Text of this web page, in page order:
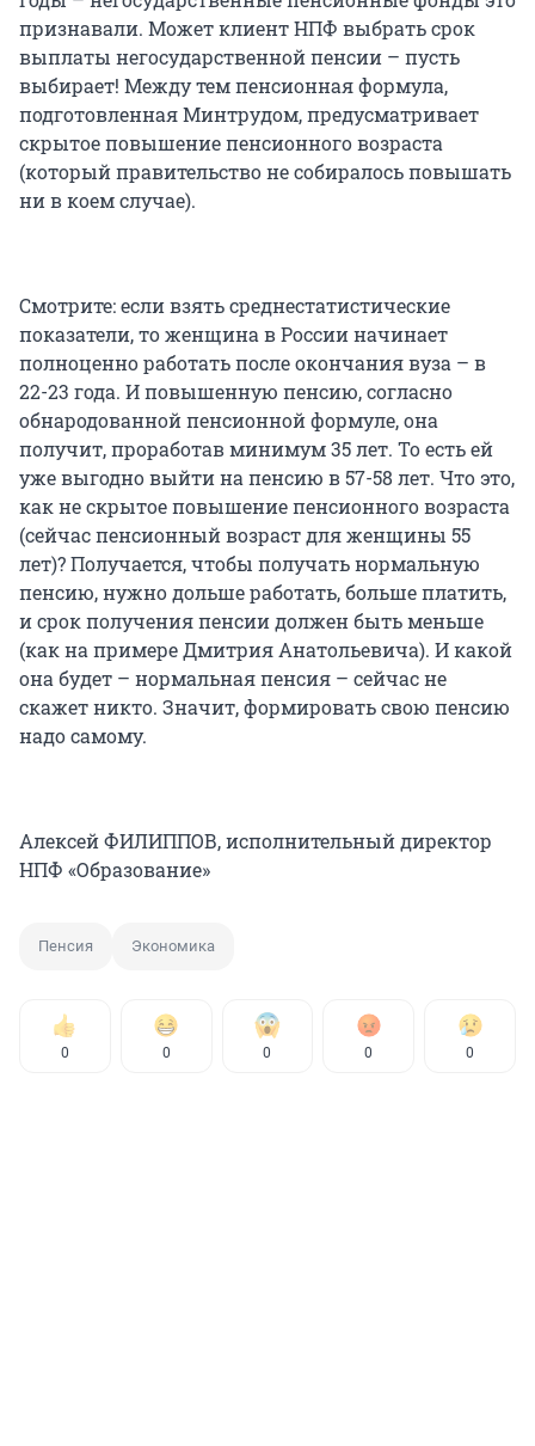
признавали. Может клиент НПФ выбрать срок
выплаты негосударственной пенсии – пусть
выбирает! Между тем пенсионная формула,
подготовленная Минтрудом, предусматривает
скрытое повышение пенсионного возраста
(который правительство не собиралось повышать
ни в коем случае).
Смотрите: если взять среднестатистические
показатели, то женщина в России начинает
полноценно работать после окончания вуза – в
22-23 года. И повышенную пенсию, согласно
обнародованной пенсионной формуле, она
получит, проработав минимум 35 лет. То есть ей
уже выгодно выйти на пенсию в 57-58 лет. Что это,
как не скрытое повышение пенсионного возраста
(сейчас пенсионный возраст для женщины 55
лет)? Получается, чтобы получать нормальную
пенсию, нужно дольше работать, больше платить,
и срок получения пенсии должен быть меньше
(как на примере Дмитрия Анатольевича). И какой
она будет – нормальная пенсия – сейчас не
скажет никто. Значит, формировать свою пенсию
надо самому.
Алексей ФИЛИППОВ, исполнительный директор
НПФ «Образование»
Пенсия Экономика
0 0 0 0 0